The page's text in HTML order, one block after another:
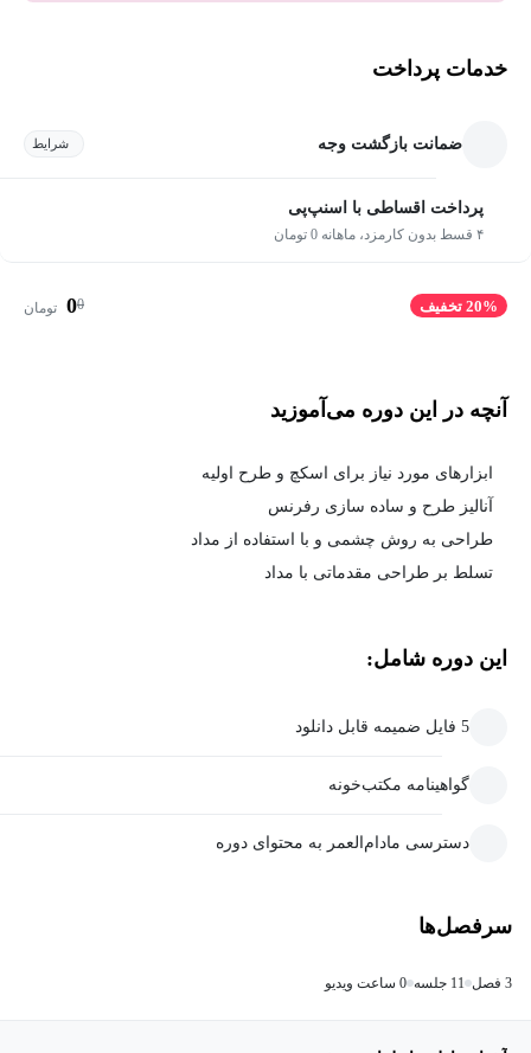
خدمات پرداخت
ضمانت بازگشت وجه شرایط
پرداخت اقساطی با اسنپ‌پی
۴ قسط بدون کارمزد، ماهانه 0 تومان
20% تخفیف 0
0 تومان
آنچه در این دوره می‌آموزید
ابزارهای مورد نیاز برای اسکچ و طرح اولیه
آنالیز طرح و ساده سازی رفرنس
طراحی به روش چشمی و با استفاده از مداد
تسلط بر طراحی مقدماتی با مداد
این دوره شامل:
5 فایل ضمیمه قابل دانلود
گواهینامه مکتب‌خونه
دسترسی مادام‌العمر به محتوای دوره
سرفصل‌ها
3 فصل 11 جلسه 0 ساعت ویدیو